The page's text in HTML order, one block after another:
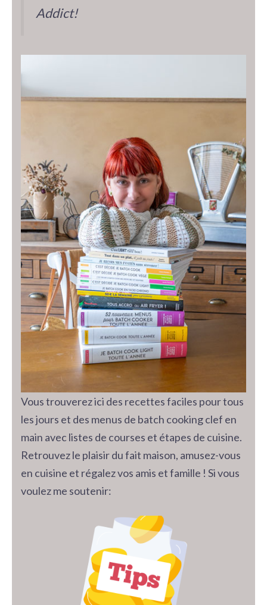
Addict!
Vous trouverez ici des recettes faciles pour tous
les jours et des menus de batch cooking clef en
main avec listes de courses et étapes de cuisine.
Retrouvez le plaisir du fait maison, amusez-vous
en cuisine et régalez vos amis et famille ! Si vous
voulez me soutenir: